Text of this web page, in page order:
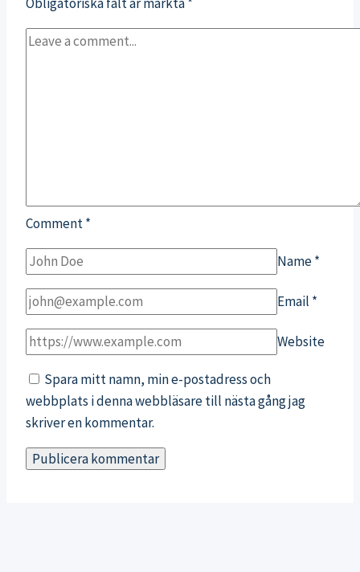
Comment*
Name*
Email *
Website
Spara mitt namn, min e-postadress och
webbplats i denna webbläsare till nästa gång jag
skriver en kommentar.